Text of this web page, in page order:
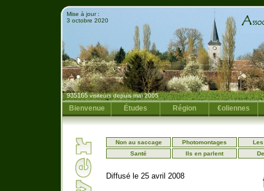
Mise à jour :
3 octobre 2020
935165visiteurs depuis mai 2005
Bienvenue Études Région €oliennes
Non au saccage Photomontages
Santé
Ils en parlent
Diffusé le 25 avril 2008